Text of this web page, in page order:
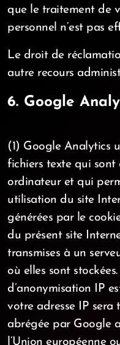
que le traitement de
personnel n’est pas
Le droit de
autre recours
6. Google
(1) Google Analytics
fichiers texte qui sont
ordinateur et qui
utilisation du site
générées par le
du présent site
transmises à un
où elles sont
d’anonymisation IP
votre adresse IP
abrégée par Google
l’Union européenne